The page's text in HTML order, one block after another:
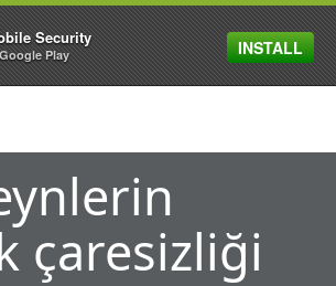
MENU
çaresizliği
Security
Play INSTALL